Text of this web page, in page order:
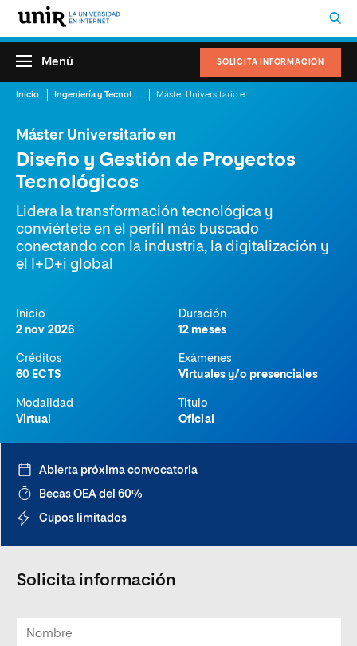
SOLICITA INFORMACIÓN
Menú
Inicio Ingeniería y Tecnología
Máster Universitario en
Diseño y Gestión de Proyectos
Tecnológicos
Lidera la transformación tecnológica y
conviértete en el perfil más buscado
conectando con la industria, la digitalización y
el I+D+i global
Inicio
2 nov 2026
Duración
12 meses
Créditos
60 ECTS
Exámenes
Virtuales y/o presenciales
Modalidad
Virtual
Titulo
Oficial
Abierta próxima convocatoria
Becas OEA del 60%
Cupos limitados
Solicita información